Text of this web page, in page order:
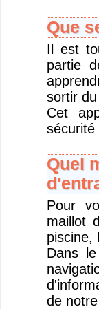
Que
Il est
partie
sortir
Cet
sécurité
Quel
Pour
maillot
piscine,
Dans
de